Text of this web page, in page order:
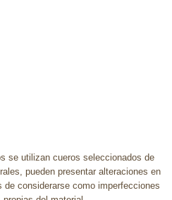
se utilizan cueros seleccionados de
pueden presentar alteraciones en
considerarse como imperfecciones